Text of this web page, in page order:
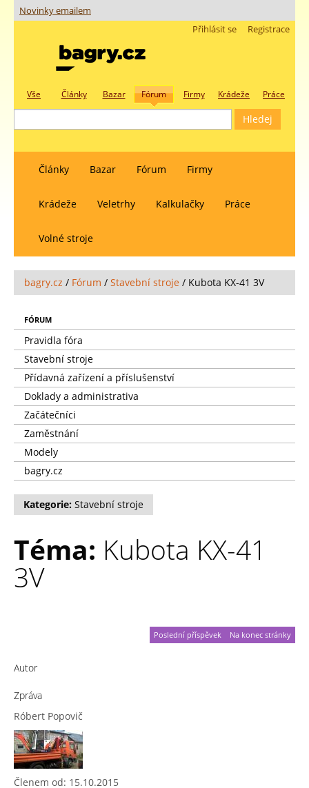
Novinky emailem
Registrace
Přihlásit se
Vše Články Bazar Fórum Firmy Krádeže Práce
Články Bazar Fórum Firmy
Krádeže Veletrhy Kalkulačky Práce
Volné stroje
bagry.cz / Fórum / Stavební stroje / Kubota KX-41 3V
FÓRUM
Pravidla fóra
Stavební stroje
Přídavná zařízení a příslušenství
Doklady a administrativa
Začátečníci
Zaměstnání
Modely
bagry.cz
Kategorie: Stavební stroje
Téma: Kubota KX-41
3V
Na konec stránky
Poslední příspěvek
Autor
Zpráva
Róbert Popovič
Členem od: 15.10.2015